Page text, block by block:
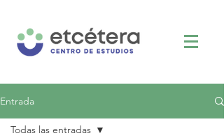
Entrada
Todas las entradas